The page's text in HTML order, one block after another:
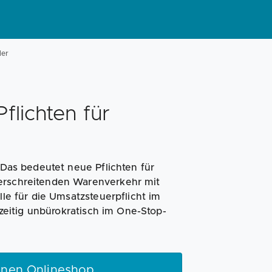
für
bedeutet neue Pflichten für
Warenverkehr mit
für die Umsatzsteuerpflicht im
unbürokratisch im One-Stop-